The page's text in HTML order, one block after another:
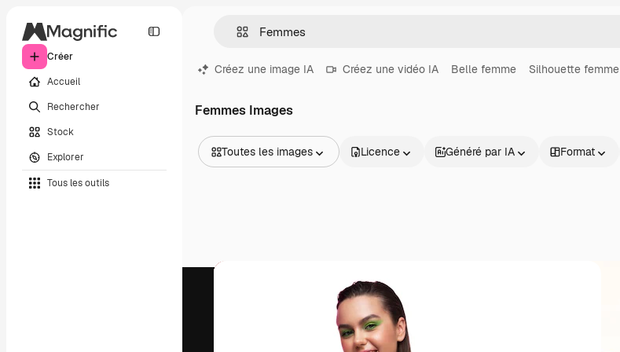
Créer
Accueil
Rechercher
Stock
Explorer
Tous les outils
Créez une image IA Créez une vidéo IA Belle femme Silhouette femme
Femmes Images
Toutes les images
Vidéos
Licence Généré par IA Format